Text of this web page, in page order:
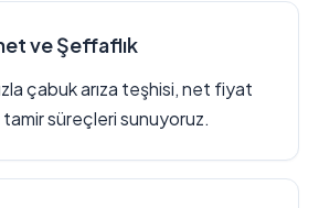
ve Şeffaflık
çabuk arıza teşhisi, net fiyat
süreçleri sunuyoruz.